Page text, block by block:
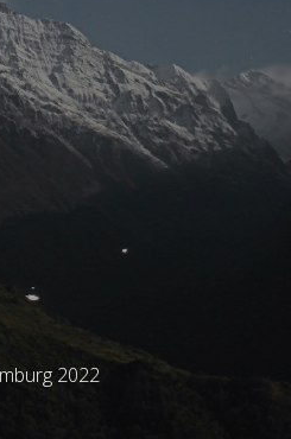
2022